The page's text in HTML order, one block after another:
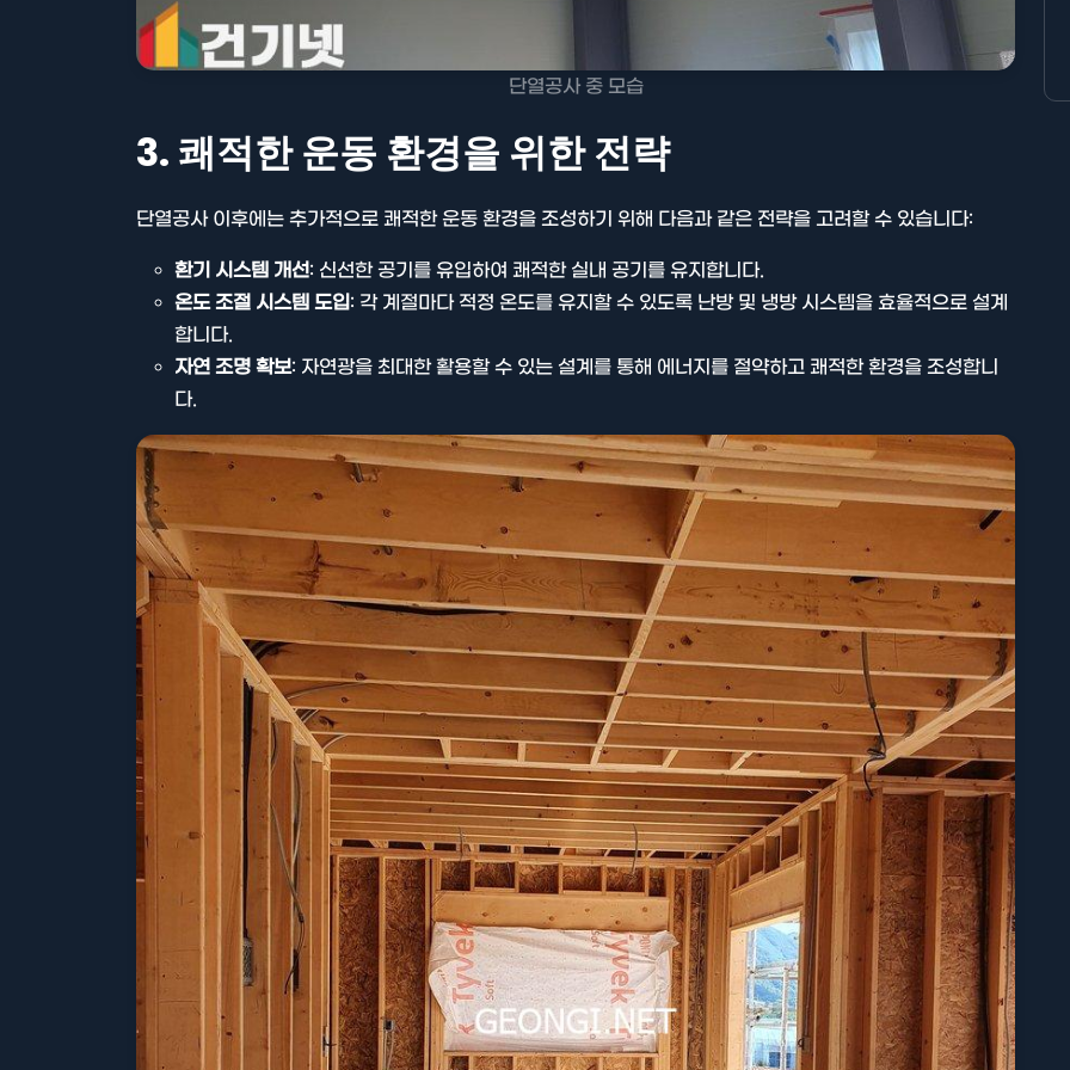
단열공사 중 모습
3. 쾌적한 운동 환경을 위한 전략
단열공사 이후에는 추가적으로 쾌적한 운동 환경을 조성하기 위해 다음과 같은 전략을 고려할 수 있습니다:
환기 시스템 개선: 신선한 공기를 유입하여 쾌적한 실내 공기를 유지합니다.
온도 조절 시스템 도입: 각 계절마다 적정 온도를 유지할 수 있도록 난방 및 냉방 시스템을 효율적으로 설계
합니다.
자연 조명 확보: 자연광을 최대한 활용할 수 있는 설계를 통해 에너지를 절약하고 쾌적한 환경을 조성합니
다.